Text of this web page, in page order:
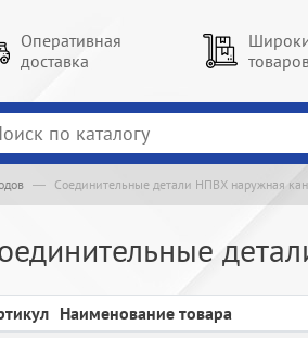
Оперативная
доставка
Соединительные детали НПВХ наружная
Наименование товара